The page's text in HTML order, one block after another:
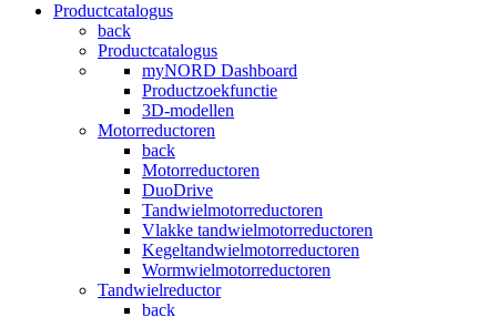
Productcatalogus
back
Productcatalogus
myNORD Dashboard
Productzoekfunctie
3D-modellen
Motorreductoren
back
Motorreductoren
DuoDrive
Tandwielmotorreductoren
Vlakke tandwielmotorreductoren
Kegeltandwielmotorreductoren
Wormwielmotorreductoren
Tandwielreductor
back